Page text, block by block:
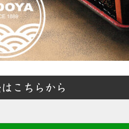
こちらから